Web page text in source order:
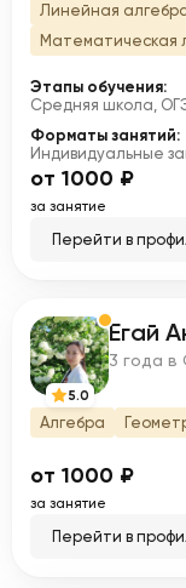
Линейная
Математическая
Этапы обучения:
Средняя школа,
Форматы занятий:
Индивидуальные
от 1000 ₽
за занятие
Перейти в
Е
5.0
Егай
3 года в
Алгебра
от 1000 ₽
за занятие
Перейти в